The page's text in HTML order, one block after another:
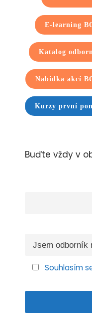
E-learning
Katalog
Nabídka akcí
Kurzy první
Buďte vždy v
Souhlasím